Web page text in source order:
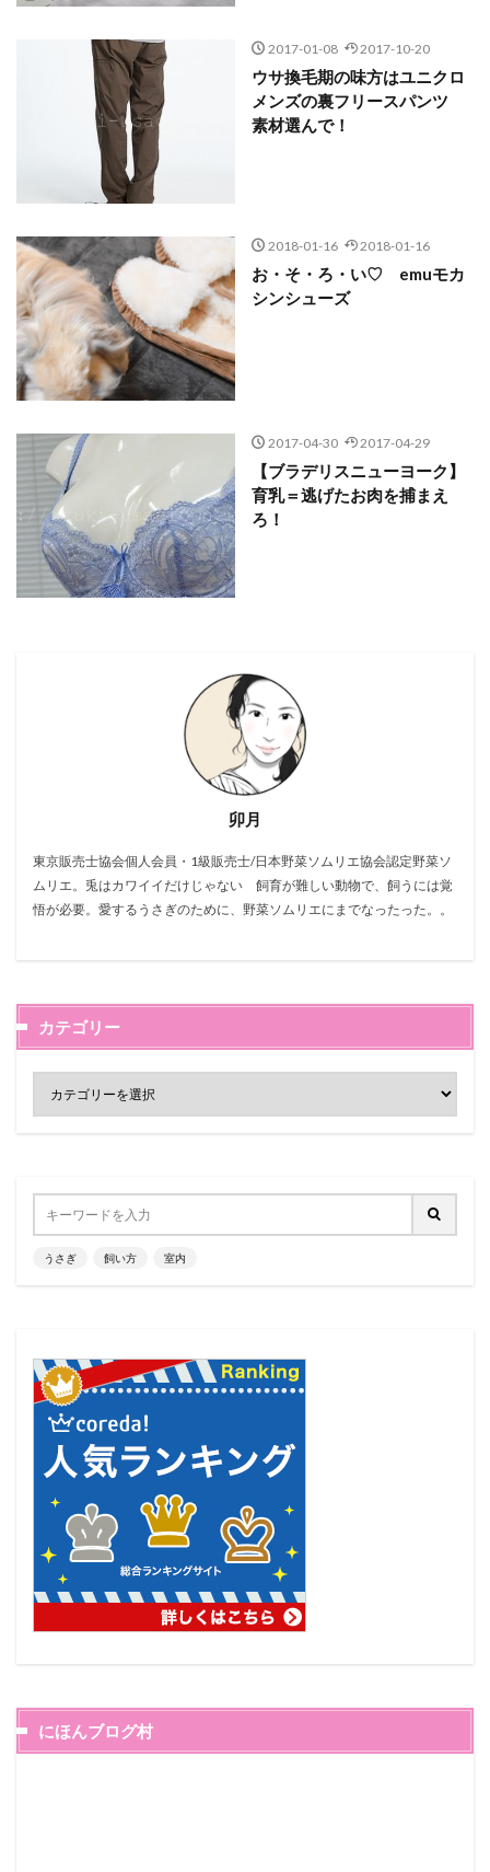
2017-01-08 2017-10-20
ウサ換毛期の味方はユニクロ
メンズの裏フリースパンツ
素材選んで！
2018-01-16 2018-01-16
お・そ・ろ・い♡ emuモカ
シンシューズ
2017-04-30 2017-04-29
【ブラデリスニューヨーク】
育乳＝逃げたお肉を捕まえ
ろ！
卯月
東京販売士協会個人会員・1級販売士/日本野菜ソムリエ協会認定野菜ソ
ムリエ。兎はカワイイだけじゃない 飼育が難しい動物で、飼うには覚
悟が必要。愛するうさぎのために、野菜ソムリエにまでなったった。。
カテゴリー
うさぎ 飼い方 室内
にほんブログ村